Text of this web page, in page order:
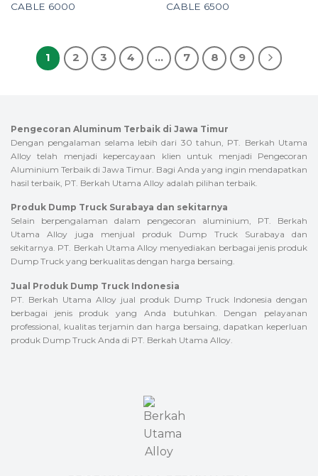
CABLE 6000 CABLE 6500
1 2 3 4 … 7 8 9
Pengecoran Aluminum Terbaik di Jawa Timur
Dengan pengalaman selama lebih dari 30 tahun, PT. Berkah Utama
Alloy telah menjadi kepercayaan klien untuk menjadi Pengecoran
Aluminium Terbaik di Jawa Timur. Bagi Anda yang ingin mendapatkan
hasil terbaik, PT. Berkah Utama Alloy adalah pilihan terbaik.
Produk Dump Truck Surabaya dan sekitarnya
Selain berpengalaman dalam pengecoran aluminium, PT. Berkah
Utama Alloy juga menjual produk Dump Truck Surabaya dan
sekitarnya. PT. Berkah Utama Alloy menyediakan berbagai jenis produk
Dump Truck yang berkualitas dengan harga bersaing.
Jual Produk Dump Truck Indonesia
PT. Berkah Utama Alloy jual produk Dump Truck Indonesia dengan
berbagai jenis produk yang Anda butuhkan. Dengan pelayanan
professional, kualitas terjamin dan harga bersaing, dapatkan keperluan
produk Dump Truck Anda di PT. Berkah Utama Alloy.